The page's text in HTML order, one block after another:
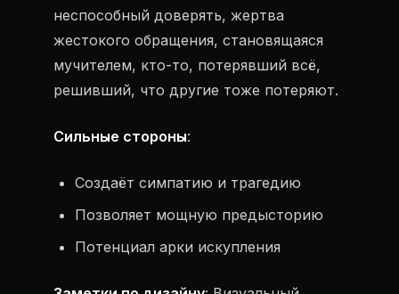
неспособный доверять, жертва
жестокого обращения, становящаяся
мучителем, кто-то, потерявший всё,
решивший, что другие тоже потеряют.
Сильные стороны:
Создаёт симпатию и трагедию
Позволяет мощную предысторию
Потенциал арки искупления